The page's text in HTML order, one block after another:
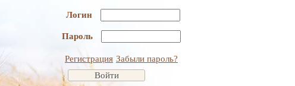
Логин
Пароль
Регистрация Забыли пароль?